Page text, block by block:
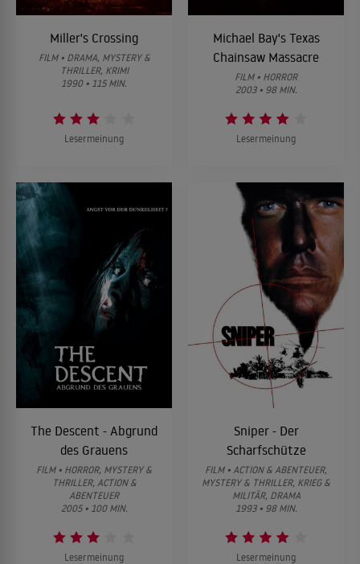
Miller's Crossing
FILM • DRAMA, MYSTERY &
THRILLER, KRIMI
1990 • 115 MIN.
Lesermeinung
Michael Bay's Texas
Chainsaw Massacre
FILM • HORROR
2003 • 98 MIN.
Lesermeinung
The Descent - Abgrund
des Grauens
FILM • HORROR, MYSTERY &
THRILLER, ACTION &
ABENTEUER
2005 • 100 MIN.
Lesermeinung
Sniper - Der
Scharfschütze
FILM • ACTION & ABENTEUER,
MYSTERY & THRILLER, KRIEG &
MILITÄR, DRAMA
1993 • 98 MIN.
Lesermeinung